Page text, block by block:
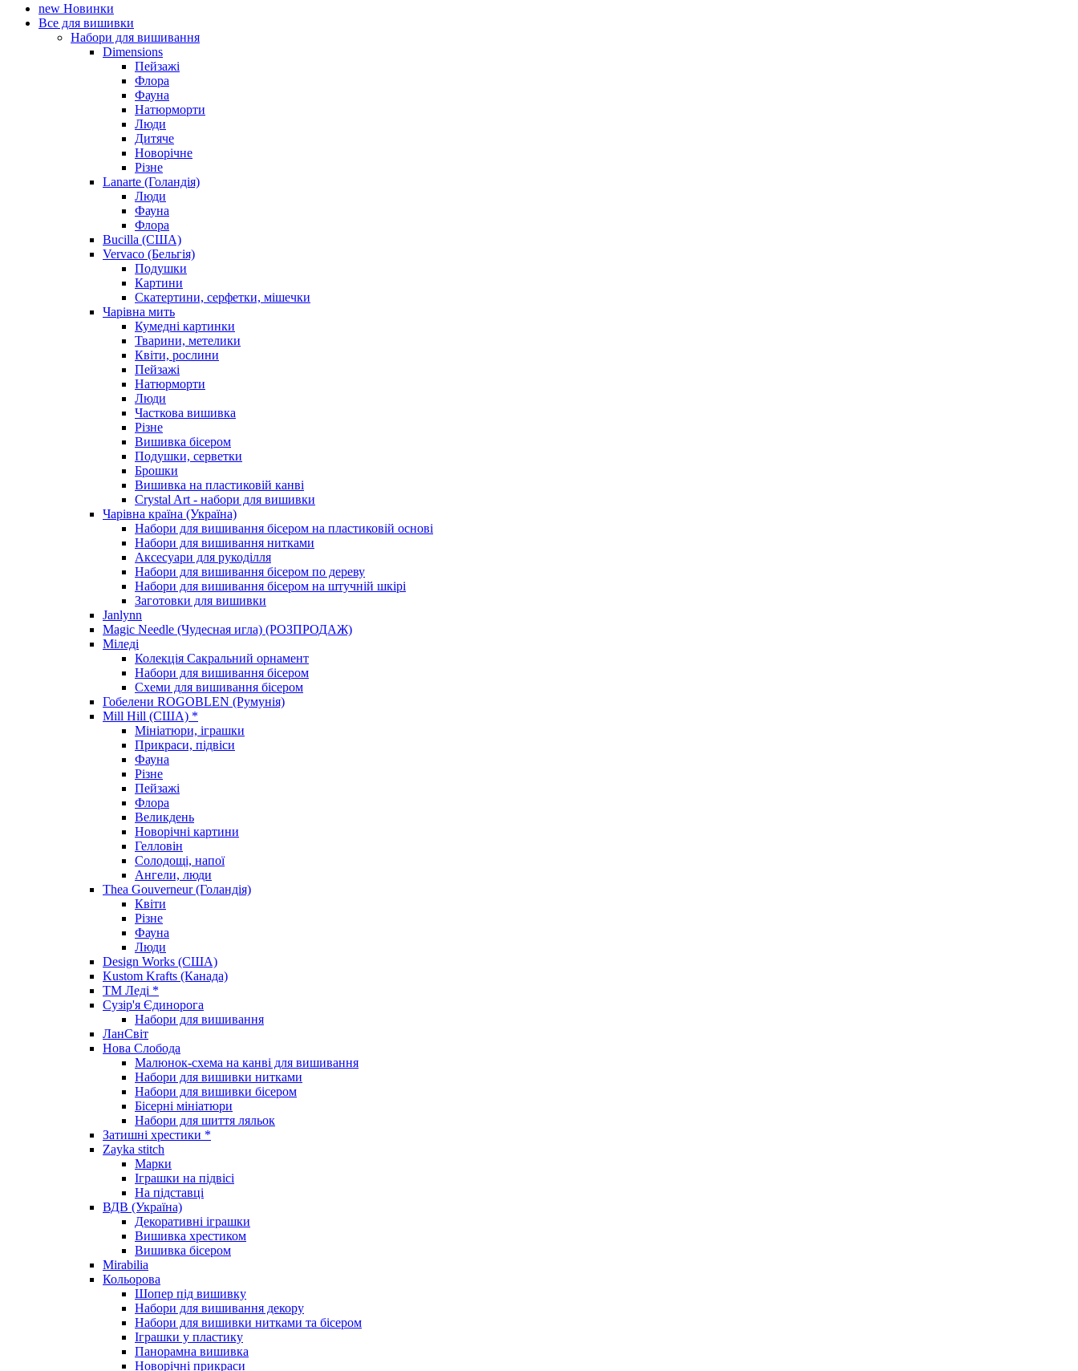
new Новинки
Все для вишивки
Набори для вишивання
Dimensions
Пейзажі
Флора
Фауна
Натюрморти
Люди
Дитяче
Новорічне
Різне
Lanarte (Голандія)
Люди
Фауна
Флора
Bucilla (США)
Vervaco (Бельгія)
Подушки
Картини
Скатертини, серфетки, мішечки
Чарiвна мить
Кумедні картинки
Тварини, метелики
Квіти, рослини
Пейзажі
Натюрморти
Люди
Часткова вишивка
Різне
Вишивка бісером
Подушки, серветки
Брошки
Вишивка на пластиковій канві
Crystal Art - набори для вишивки
Чарівна країна (Україна)
Набори для вишивання бісером на пластиковій основі
Набори для вишивання нитками
Аксесуари для рукоділля
Набори для вишивання бісером по дереву
Набори для вишивання бісером на штучній шкірі
Заготовки для вишивки
Janlynn
Magic Needle (Чудесная игла) (РОЗПРОДАЖ)
Міледі
Колекція Сакральний орнамент
Набори для вишивання бісером
Схеми для вишивання бісером
Гобелени ROGOBLEN (Румунія)
Mill Hill (США) *
Мініатюри, іграшки
Прикраси, підвіси
Фауна
Різне
Пейзажі
Флора
Великдень
Новорічні картини
Гелловін
Солодощі, напої
Ангели, люди
Thea Gouverneur (Голандія)
Квіти
Різне
Фауна
Люди
Design Works (США)
Kustom Krafts (Канада)
ТМ Леді *
Сузір'я Єдинорога
Набори для вишивання
ЛанСвіт
Нова Слобода
Малюнок-схема на канві для вишивання
Набори для вишивки нитками
Набори для вишивки бісером
Бісерні мініатюри
Набори для шиття ляльок
Затишні хрестики *
Zayka stitch
Марки
Іграшки на підвісі
На підставці
ВДВ (Україна)
Декоративні іграшки
Вишивка хрестиком
Вишивка бісером
Mirabilia
Кольорова
Шопер під вишивку
Набори для вишивання декору
Набори для вишивки нитками та бісером
Іграшки у пластику
Панорамна вишивка
Новорічні прикраси